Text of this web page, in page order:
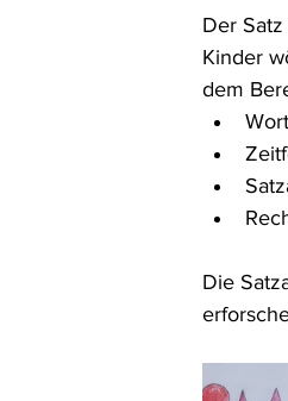
Der
Kinder
dem
Die